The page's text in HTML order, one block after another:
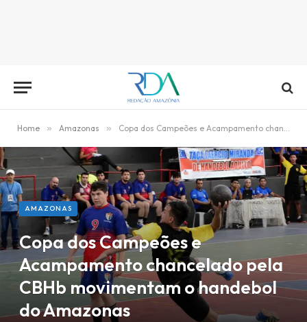
Home » Amazonas » Copa dos Campeões e Acampamento chancelado pela CBHb movimentam o handebol do Amazonas
AMAZONAS
Copa dos Campeões e
Acampamento chancelado pela
CBHb movimentam o handebol
do Amazonas